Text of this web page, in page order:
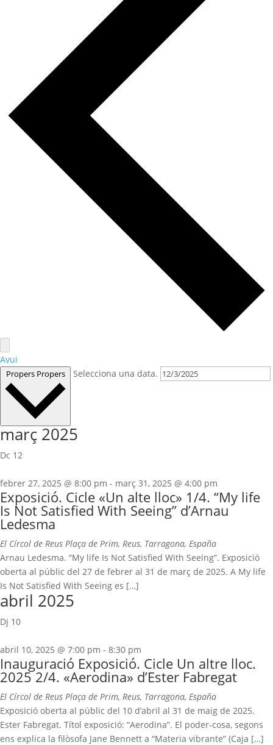
Avui
Propers Propers Selecciona una data.
març 2025
Dc 12
febrer 27, 2025 @ 8:00 pm - març 31, 2025 @ 4:00 pm
Exposició. Cicle «Un alte lloc» 1/4. “My life
Is Not Satisfied With Seeing” d’Arnau
Ledesma
El Círcol de Reus Plaça de Prim, Reus, Tarragona, España
Arnau Ledesma. “My life Is Not Satisfied With Seeing”. Exposició
oberta al públic del 27 de febrer al 31 de març de 2025. A My life
Is Not Satisfied With Seeing es […]
abril 2025
Dj 10
abril 10, 2025 @ 7:00 pm - 8:30 pm
Inauguració Exposició. Cicle Un altre lloc.
2025 2/4. «Aerodina» d’Ester Fabregat
El Círcol de Reus Plaça de Prim, Reus, Tarragona, España
Exposició oberta al públic del 10 d’abril al 31 de maig de 2025.
Ester Fabregat. Títol exposició: “Aerodina”. El poder-cosa, segons
ens explica la filòsofa Jane Bennett a “Materia vibrante” (Caja […]